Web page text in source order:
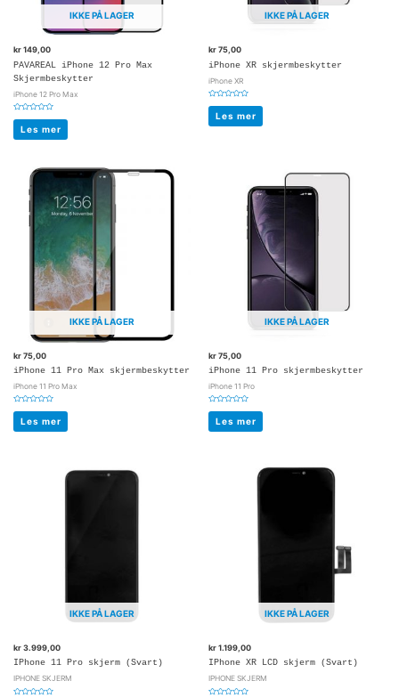
IKKE PÅ LAGER
kr149,00
PAVAREAL iPhone 12 Pro Max
Skjermbeskytter
iPhone 12 Pro Max
Vurdert
av
5
Les mer
IKKE PÅ LAGER
kr75,00
iPhone XR skjermbeskytter
iPhone XR
Vurdert
av
5
Les mer
IKKE PÅ LAGER
kr75,00
iPhone 11 Pro Max skjermbeskytter
iPhone 11 Pro Max
Vurdert
av
5
Les mer
IKKE PÅ LAGER
kr75,00
iPhone 11 Pro skjermbeskytter
iPhone 11 Pro
Vurdert
av
5
Les mer
IKKE PÅ LAGER
kr3.999,00
IPhone 11 Pro skjerm (Svart)
IPHONE SKJERM
IKKE PÅ LAGER
kr1.199,00
IPhone XR LCD skjerm (Svart)
IPHONE SKJERM